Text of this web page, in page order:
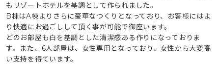
もリゾートホテルを基調として作られました。
B棟はA棟よりさらに豪華なつくりとなっており、お客様にはよ
り快適にお過ごしして頂く事が可能で御座います。
どのお部屋も白を基調とした清潔感ある作りになっておりま
す。また、6人部屋は、女性専用となっており、女性から大変高
い支持を得ています。